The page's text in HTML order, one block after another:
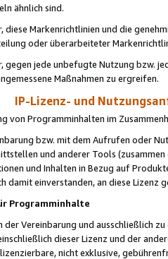
ähnlich sind.
diese Markenrichtlinien und die
oder überarbeiteter
gegen jede unbefugte Nutzung bzw.
Maßnahmen zu ergreifen.
IP-Lizenz- und
von Programminhalten im
bzw. mit dem Aufrufen oder
und anderer Tools (zusammen
und Inhalten in Bezug auf
damit einverstanden, an diese Lizenz
Programminhalte
Vereinbarung und ausschließlich
dieser Lizenz und der
nicht exklusive,